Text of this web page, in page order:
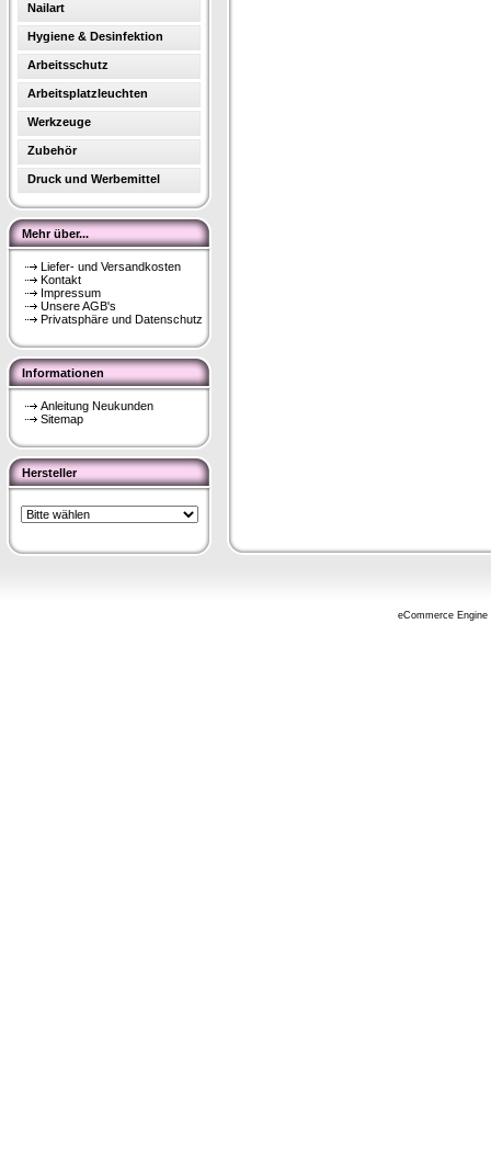
Nailart
Hygiene & Desinfektion
Arbeitsschutz
Arbeitsplatzleuchten
Werkzeuge
Zubehör
Druck und Werbemittel
Mehr über...
Liefer- und Versandkosten
Kontakt
Impressum
Unsere AGB's
Privatsphäre und Datenschutz
Informationen
Anleitung Neukunden
Sitemap
Hersteller
eCommerce